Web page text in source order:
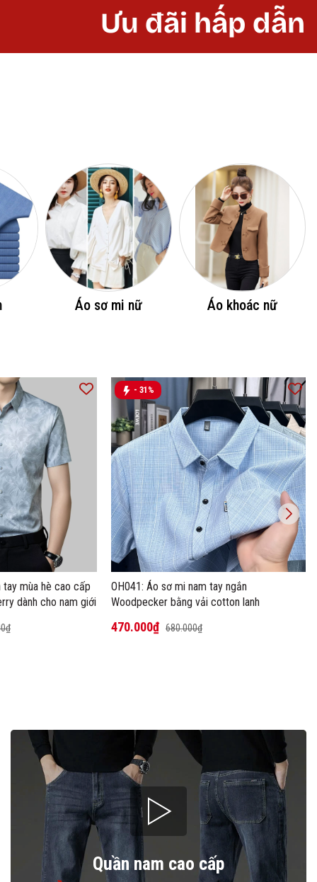
Ưu đãi hấp dẫn
Áo sơ mi nữ Áo khoác nữ
tay mùa hè cao cấp
dành cho nam giới
- 31%
OH041: Áo sơ mi nam tay ngắn
Woodpecker bằng vải cotton lanh
470.000₫ 680.000₫
- 31%
Quần nam cao cấp